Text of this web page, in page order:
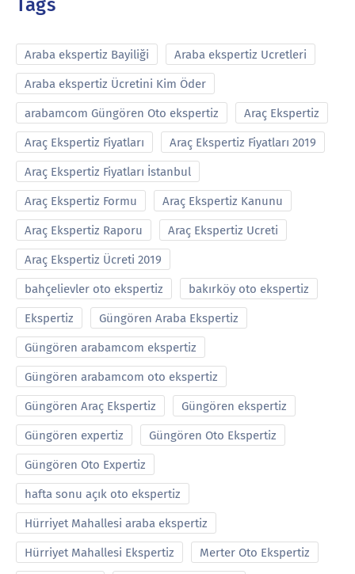
Tags
Araba ekspertiz Bayiliği Araba ekspertiz Ucretleri
Araba ekspertiz Ücretini Kim Öder
arabamcom Güngören Oto ekspertiz Araç Ekspertiz
Araç Ekspertiz Fiyatları Araç Ekspertiz Fiyatları 2019
Araç Ekspertiz Fiyatları İstanbul
Araç Ekspertiz Formu Araç Ekspertiz Kanunu
Araç Ekspertiz Raporu Araç Ekspertiz Ucreti
Araç Ekspertiz Ücreti 2019
bahçelievler oto ekspertiz bakırköy oto ekspertiz
Ekspertiz Güngören Araba Ekspertiz
Güngören arabamcom ekspertiz
Güngören arabamcom oto ekspertiz
Güngören Araç Ekspertiz Güngören ekspertiz
Güngören expertiz Güngören Oto Ekspertiz
Güngören Oto Expertiz
hafta sonu açık oto ekspertiz
Hürriyet Mahallesi araba ekspertiz
Hürriyet Mahallesi Ekspertiz Merter Oto Ekspertiz